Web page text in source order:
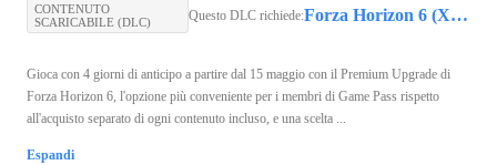
CONTENUTO
SCARICABILE (DLC)
Questo DLC richiede: Forza Horizon 6 (Xbox Series X/S, PC) - Xbox Live Key - GLOBAL
Gioca con 4 giorni di anticipo a partire dal 15 maggio con il Premium Upgrade di
Forza Horizon 6, l'opzione più conveniente per i membri di Game Pass rispetto
all'acquisto separato di ogni contenuto incluso, e una scelta ...
Espandi